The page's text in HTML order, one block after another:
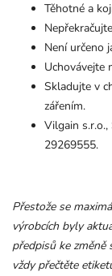
Těhotné a
Není určeno
Uchovávejte
Skladujte v
zářením.
Vilgain
29269555.
Přestože se
výrobcích byly
předpisů ke
vždy přečtěte